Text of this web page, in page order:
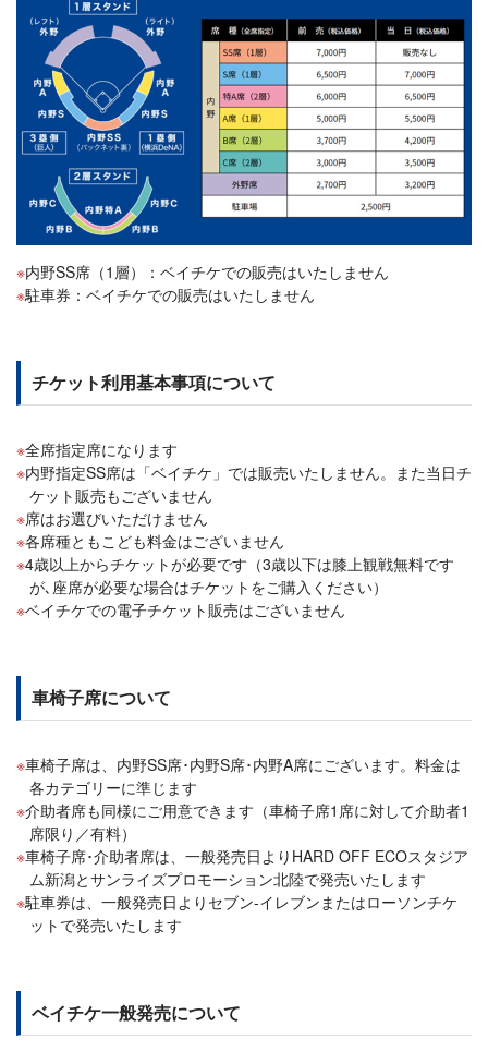
内野SS席（1層）：ベイチケでの販売はいたしません
駐車券：ベイチケでの販売はいたしません
チケット利用基本事項について
全席指定席になります
内野指定SS席は「ベイチケ」では販売いたしません。また当日チ
ケット販売もございません
席はお選びいただけません
各席種ともこども料金はございません
4歳以上からチケットが必要です（3歳以下は膝上観戦無料です
が､座席が必要な場合はチケットをご購入ください）
ベイチケでの電子チケット販売はございません
車椅子席について
車椅子席は、内野SS席･内野S席･内野A席にございます。料金は
各カテゴリーに準じます
介助者席も同様にご用意できます（車椅子席1席に対して介助者1
席限り／有料）
車椅子席･介助者席は、一般発売日よりHARD OFF ECOスタジア
ム新潟とサンライズプロモーション北陸で発売いたします
駐車券は、一般発売日よりセブン-イレブンまたはローソンチケ
ットで発売いたします
ベイチケ一般発売について